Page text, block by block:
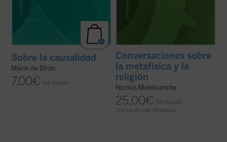
Sobre la causalidad
Maine de Biran
7,00€ IVA incluido
Conversaciones sobre
la metafísica y la
religión
Nicolas Malebranche
25,00€
IVA incluido
(Impresión bajo demanda)